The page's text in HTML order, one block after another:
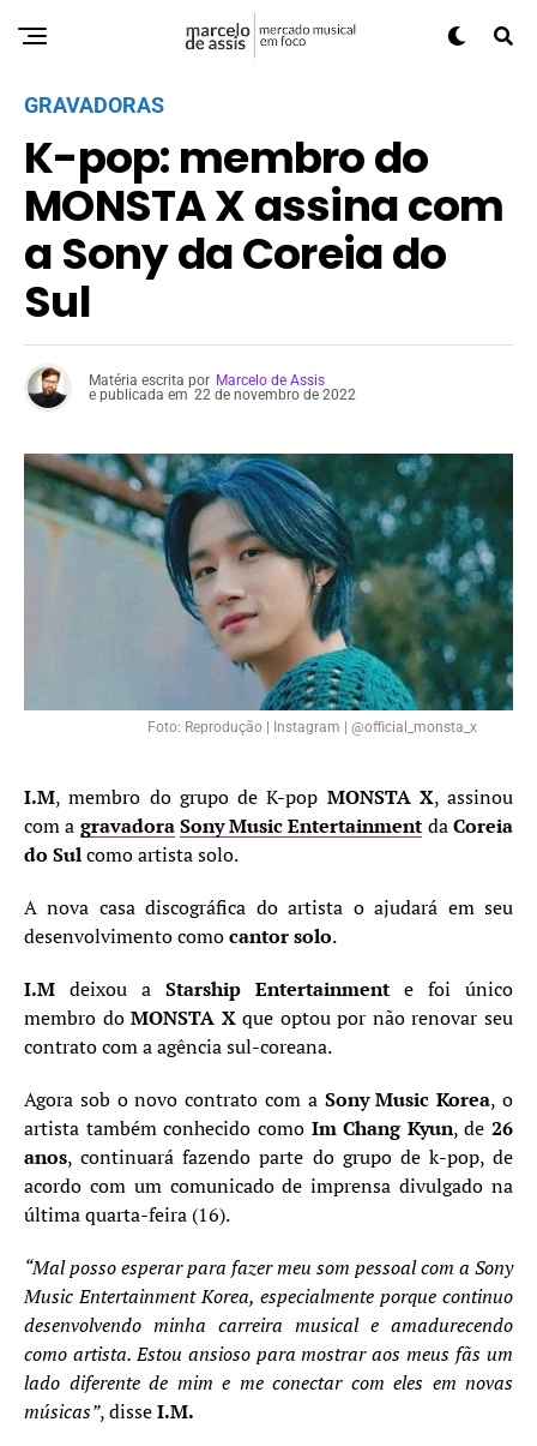
GRAVADORAS
K-pop: membro do
MONSTA X assina com
a Sony da Coreia do
Sul
Matéria escrita por Marcelo de Assis
e publicada em 22 de novembro de 2022
Foto: Reprodução | Instagram | @official_monsta_x
I.M, membro do grupo de K-pop MONSTA X, assinou
com a gravadora Sony Music Entertainment daCoreia
do Sulcomo artista solo.
A nova casa discográfica do artista o ajudará em seu
desenvolvimento comocantor solo.
I.M deixou a Starship Entertainment e foi único
membro doMONSTA Xque optou por não renovar seu
contrato com a agência sul-coreana.
Agora sob o novo contrato com a Sony Music Korea, o
artista também conhecido como Im Chang Kyun, de 26
anos, continuará fazendo parte do grupo de k-pop, de
acordo com um comunicado de imprensa divulgado na
última quarta-feira (16).
“Mal posso esperar para fazer meu som pessoal com a Sony
Music Entertainment Korea, especialmente porque continuo
desenvolvendo minha carreira musical e amadurecendo
como artista. Estou ansioso para mostrar aos meus fãs um
lado diferente de mim e me conectar com eles em novas
músicas”, disseI.M.